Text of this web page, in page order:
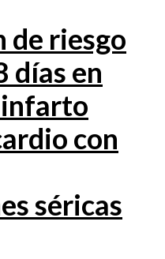
de riesgo
días en
infarto
con
séricas